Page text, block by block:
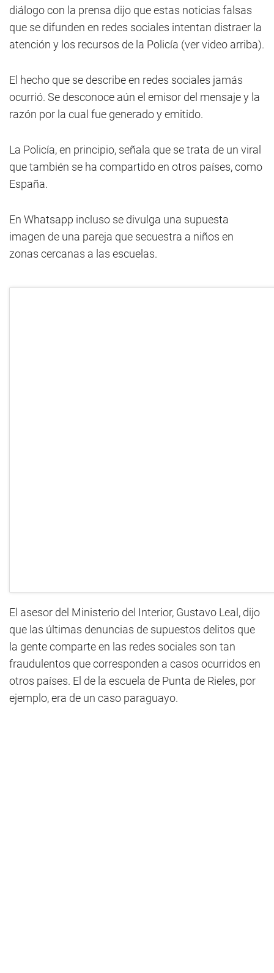
diálogo con la prensa dijo que estas noticias falsas
que se difunden en redes sociales intentan distraer la
atención y los recursos de la Policía (ver video arriba).
El hecho que se describe en redes sociales jamás
ocurrió. Se desconoce aún el emisor del mensaje y la
razón por la cual fue generado y emitido.
La Policía, en principio, señala que se trata de un viral
que también se ha compartido en otros países, como
España.
En Whatsapp incluso se divulga una supuesta
imagen de una pareja que secuestra a niños en
zonas cercanas a las escuelas.
El asesor del Ministerio del Interior, Gustavo Leal, dijo
que las últimas denuncias de supuestos delitos que
la gente comparte en las redes sociales son tan
fraudulentos que corresponden a casos ocurridos en
otros países. El de la escuela de Punta de Rieles, por
ejemplo, era de un caso paraguayo.